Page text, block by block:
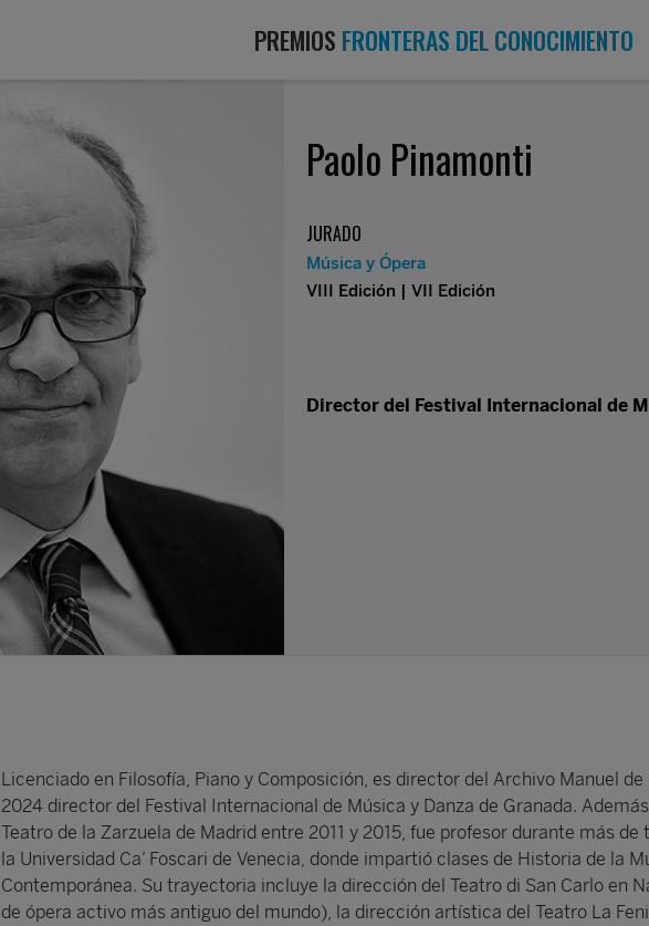
PREMIOS FRONTERAS DEL CONOCIMIENTO
Paolo Pinamonti
JURADO
Música y Ópera
VIII Edición | VII Edición
Director del Festival Internacional de
Licenciado en Filosofía, Piano y Composición, es director del Archivo Manuel de
2024 director del Festival Internacional de Música y Danza de Granada.
Teatro de la Zarzuela de Madrid entre 2011 y 2015, fue profesor durante más de
la Universidad Ca’ Foscari de Venecia, donde impartió clases de Historia de la
Contemporánea. Su trayectoria incluye la dirección del Teatro di San Carlo en
de ópera activo más antiguo del mundo), la dirección artística del Teatro La